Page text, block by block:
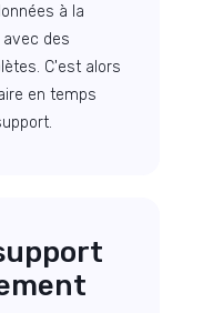
à la
des
C'est alors
en temps